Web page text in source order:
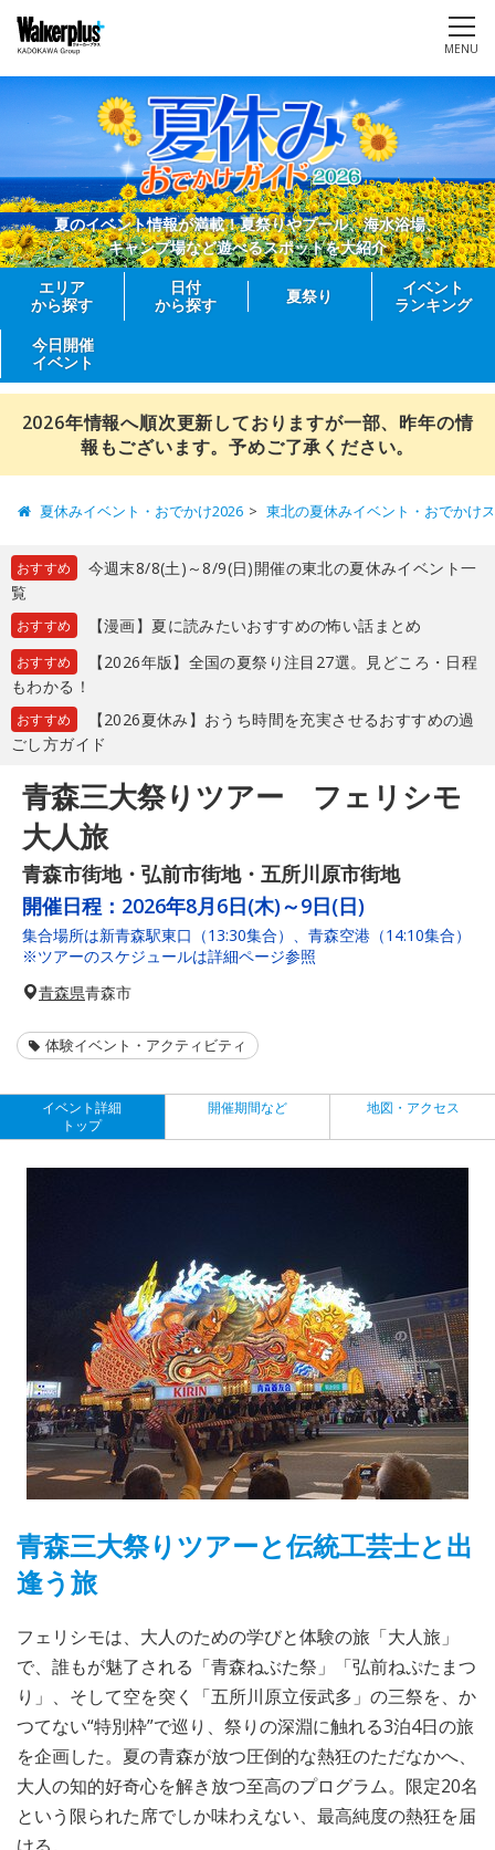
MENU
夏のイベント情報が満載！夏祭りやプール、海水浴場、
キャンプ場など遊べるスポットを大紹介
エリア
から探す
日付
から探す
夏祭り
イベント
ランキング
今日開催
イベント
2026年情報へ順次更新しておりますが一部、昨年の情
報もございます。予めご了承ください。
夏休みイベント・おでかけ2026 東北の夏休みイベント・おでかけ
おすすめ
今週末8/8(土)～8/9(日)開催の東北の夏休みイベント一
覧
おすすめ 【漫画】夏に読みたいおすすめの怖い話まとめ
おすすめ
【2026年版】全国の夏祭り注目27選。見どころ・日程
もわかる！
おすすめ
【2026夏休み】おうち時間を充実させるおすすめの過
ごし方ガイド
青森三大祭りツアー フェリシモ
大人旅
青森市街地・弘前市街地・五所川原市街地
開催日程： 2026年8月6日(木)～9日(日)
集合場所は新青森駅東口（13:30集合）、青森空港（14:10集合）
※ツアーのスケジュールは詳細ページ参照
青森県青森市
体験イベント・アクティビティ
イベント詳細
トップ
開催期間など 地図・アクセス
青森三大祭りツアーと伝統工芸士と出
逢う旅
フェリシモは、大人のための学びと体験の旅「大人旅」
で、誰もが魅了される「青森ねぶた祭」「弘前ねぷたまつ
り」、そして空を突く「五所川原立佞武多」の三祭を、か
つてない“特別枠”で巡り、祭りの深淵に触れる3泊4日の旅
を企画した。夏の青森が放つ圧倒的な熱狂のただなかへ、
大人の知的好奇心を解き放つ至高のプログラム。限定20名
という限られた席でしか味わえない、最高純度の熱狂を届